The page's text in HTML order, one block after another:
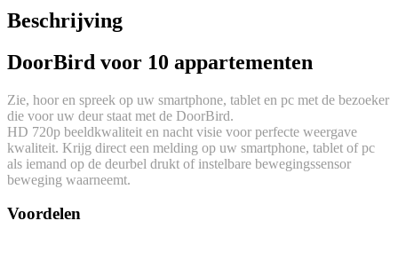
Beschrijving
DoorBird voor 10 appartementen
Zie, hoor en spreek op uw smartphone, tablet en pc met de bezoeker
die voor uw deur staat met de DoorBird.
HD 720p beeldkwaliteit en nacht visie voor perfecte weergave
kwaliteit. Krijg direct een melding op uw smartphone, tablet of pc
als iemand op de deurbel drukt of instelbare bewegingssensor
beweging waarneemt.
Voordelen